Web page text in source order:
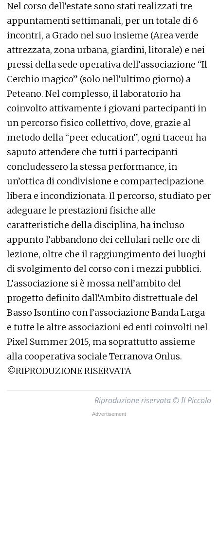
Nel corso dell’estate sono stati realizzati tre
appuntamenti settimanali, per un totale di 6
incontri, a Grado nel suo insieme (Area verde
attrezzata, zona urbana, giardini, litorale) e nei
pressi della sede operativa dell’associazione “Il
Cerchio magico” (solo nell’ultimo giorno) a
Peteano. Nel complesso, il laboratorio ha
coinvolto attivamente i giovani partecipanti in
un percorso fisico collettivo, dove, grazie al
metodo della “peer education”, ogni traceur ha
saputo attendere che tutti i partecipanti
concludessero la stessa performance, in
un’ottica di condivisione e compartecipazione
libera e incondizionata. Il percorso, studiato per
adeguare le prestazioni fisiche alle
caratteristiche della disciplina, ha incluso
appunto l’abbandono dei cellulari nelle ore di
lezione, oltre che il raggiungimento dei luoghi
di svolgimento del corso con i mezzi pubblici.
L’associazione si è mossa nell’ambito del
progetto definito dall’Ambito distrettuale del
Basso Isontino con l’associazione Banda Larga
e tutte le altre associazioni ed enti coinvolti nel
Pixel Summer 2015, ma soprattutto assieme
alla cooperativa sociale Terranova Onlus.
©RIPRODUZIONE RISERVATA
Riproduzione riservata © Il Piccolo